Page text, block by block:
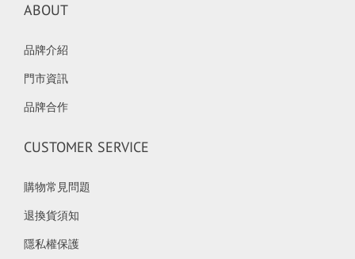
ABOUT
品牌介紹
門市資訊
品牌合作
CUSTOMER SERVICE
購物常見問題
退換貨須知
隱私權保護